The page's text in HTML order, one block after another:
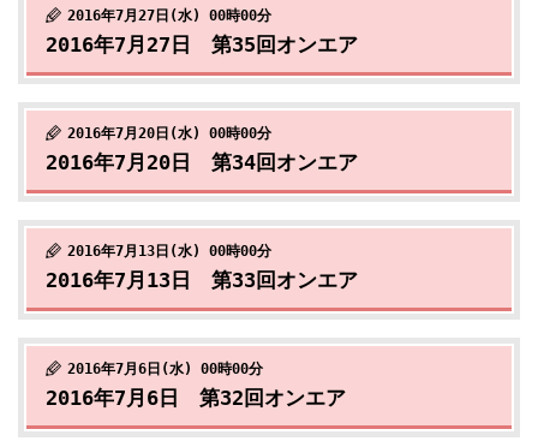
2016年7月27日(水) 00時00分
2016年7月27日 第35回オンエア
2016年7月20日(水) 00時00分
2016年7月20日 第34回オンエア
2016年7月13日(水) 00時00分
2016年7月13日 第33回オンエア
2016年7月6日(水) 00時00分
2016年7月6日 第32回オンエア